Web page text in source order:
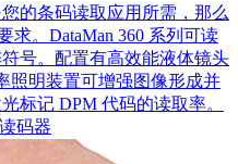
条码读取应用所需，那么
。DataMan 360 系列可读
号。配置有高效能液体镜头
照明装置可增强图像形成并
记 DPM 代码的读取率。
码器